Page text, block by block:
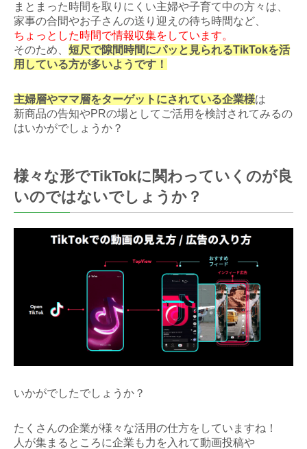
まとまった時間を取りにくい主婦や子育て中の方々は、
家事の合間やお子さんの送り迎えの待ち時間など、
ちょっとした時間で情報収集をしています。
そのため、 短尺で隙間時間にパッと見られるTikTokを活
用している方が多いようです！
主婦層やママ層をターゲットにされている企業様は
新商品の告知やPRの場としてご活用を検討されてみるの
はいかがでしょうか？
様々な形でTikTokに関わっていくのが良
いのではないでしょうか？
いかがでしたでしょうか？
たくさんの企業が様々な活用の仕方をしていますね！
人が集まるところに企業も力を入れて動画投稿や